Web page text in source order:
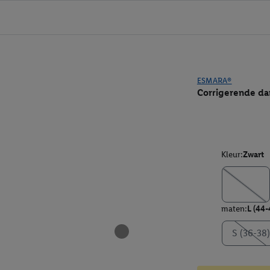
ESMARA®
Corrigerende
Kleur:Zwart
maten:L
S (36-38)